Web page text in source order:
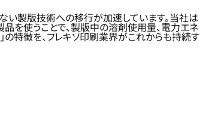
い製版技術への移行が加速しています。当社は
を使うことで、製版中の溶剤使用量、電力エネ
の特徴を、フレキソ印刷業界がこれからも持続す